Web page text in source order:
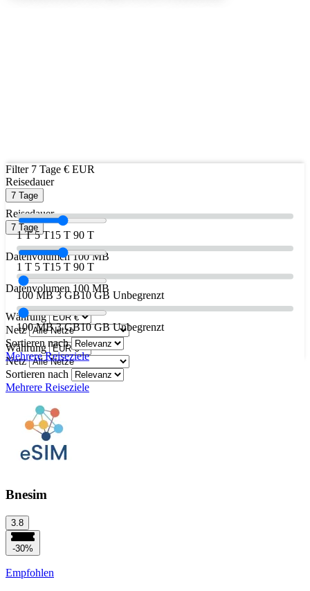
Filter 7 Tage € EUR
Reisedauer
7 Tage
1 T 5 T15 T 90 T
Datenvolumen 100 MB
100 MB 3 GB10 GB Unbegrenzt
Währung
Netz
Sortieren nach
Mehrere Reiseziele
Reisedauer
7 Tage
1 T 5 T15 T 90 T
Datenvolumen 100 MB
100 MB 3 GB10 GB Unbegrenzt
Währung
Netz
Sortieren nach
Mehrere Reiseziele
Bnesim
3.8
-30%
Empfohlen